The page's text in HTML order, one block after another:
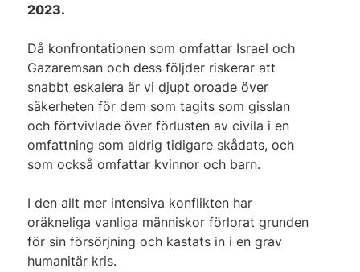
2023.
Då konfrontationen som omfattar Israel och
Gazaremsan och dess följder riskerar att
snabbt eskalera är vi djupt oroade över
säkerheten för dem som tagits som gisslan
och förtvivlade över förlusten av civila i en
omfattning som aldrig tidigare skådats, och
som också omfattar kvinnor och barn.
I den allt mer intensiva konflikten har
oräkneliga vanliga människor förlorat grunden
för sin försörjning och kastats in i en grav
humanitär kris.